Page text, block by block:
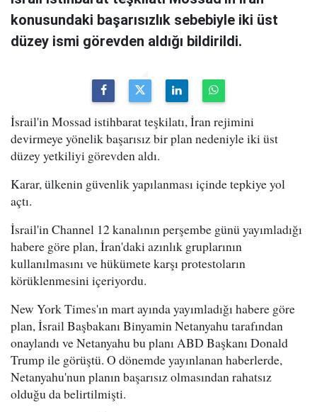
konusundaki başarısızlık sebebiyle iki üst
düzey ismi görevden aldığı bildirildi.
İsrail'in Mossad istihbarat teşkilatı, İran rejimini
devirmeye yönelik başarısız bir plan nedeniyle iki üst
düzey yetkiliyi görevden aldı.
Karar, ülkenin güvenlik yapılanması içinde tepkiye yol
açtı.
İsrail'in Channel 12 kanalının perşembe günü yayımladığı
habere göre plan, İran'daki azınlık gruplarının
kullanılmasını ve hükümete karşı protestoların
körüklenmesini içeriyordu.
New York Times'ın mart ayında yayımladığı habere göre
plan, İsrail Başbakanı Binyamin Netanyahu tarafından
onaylandı ve Netanyahu bu planı ABD Başkanı Donald
Trump ile görüştü. O dönemde yayınlanan haberlerde,
Netanyahu'nun planın başarısız olmasından rahatsız
olduğu da belirtilmişti.